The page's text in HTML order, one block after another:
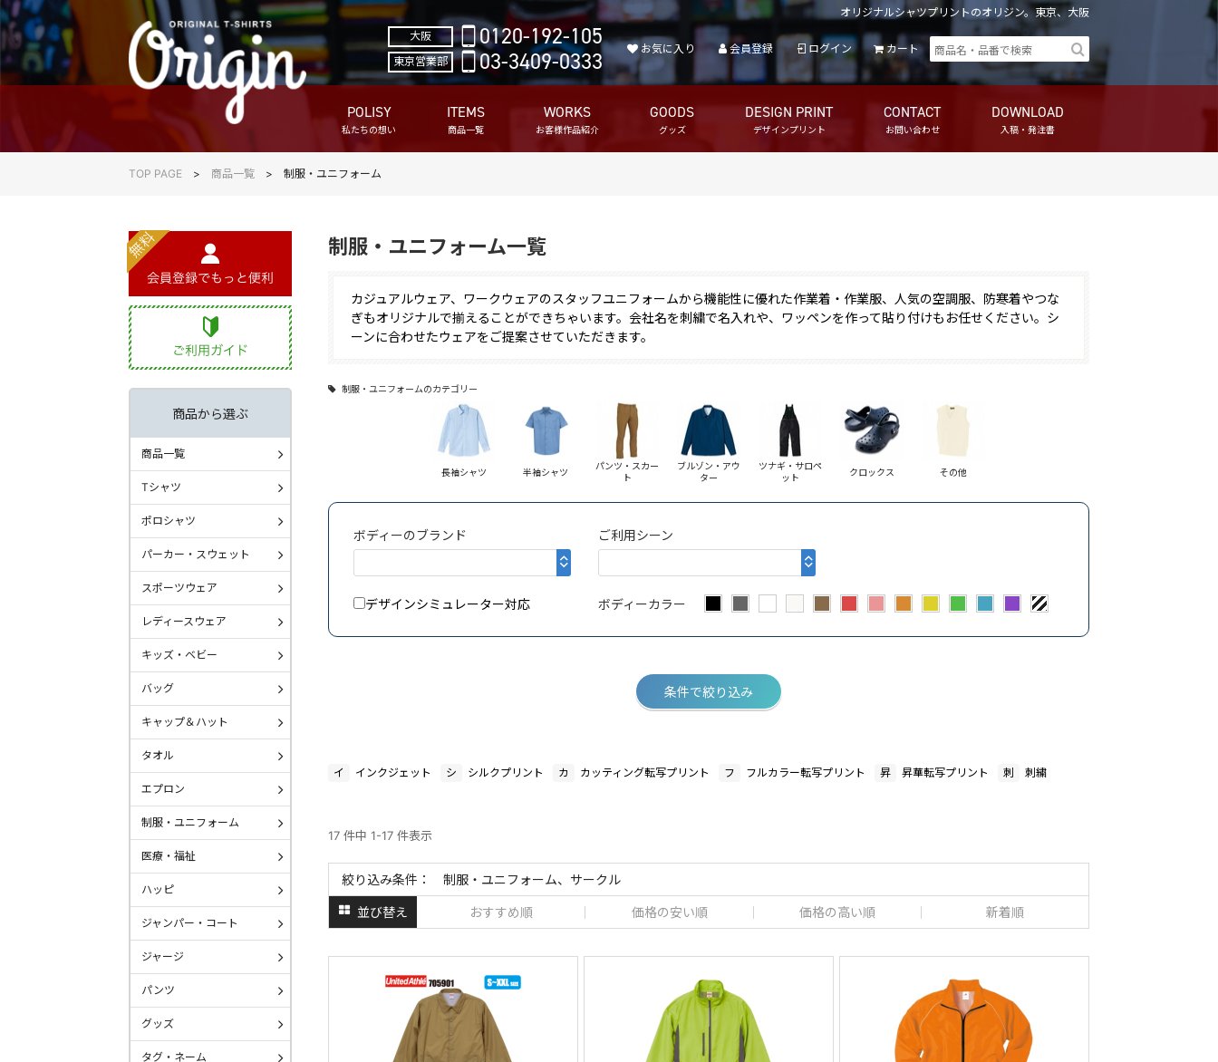
オリジナルシャツプリントのオリジン。東京、大阪
POLISY
私たちの想い
ITEMS
商品一覧
WORKS
お客様作品紹介
GOODS
グッズ
DESIGN PRINT
デザインプリント
CONTACT
お問い合わせ
DOWNLOAD
入稿・発注書
大阪 0120-192-105
東京営業部 03-3409-0333 お気に入り 会員登録 ログイン カート
TOP PAGE 商品一覧 制服・ユニフォーム
制服・ユニフォーム一覧
カジュアルウェア、ワークウェアのスタッフユニフォームから機能性に優れた作業着・作業服、人気の空調服、防寒着やつな
ぎもオリジナルで揃えることができちゃいます。会社名を刺繍で名入れや、ワッペンを作って貼り付けもお任せください。シ
ーンに合わせたウェアをご提案させていただきます。
制服・ユニフォームのカテゴリー
長袖シャツ 半袖シャツ
パンツ・スカー
ト
ブルゾン・アウ
ター
ツナギ・サロペ
ット
クロックス その他
ボディーのブランド ご利用シーン
デザインシミュレーター対応 ボディーカラー
条件で絞り込み
イ インクジェット シ シルクプリント カ カッティング転写プリント フ フルカラー転写プリント 昇 昇華転写プリント 刺 刺繍
17 件中 1-17 件表示
絞り込み条件： 制服・ユニフォーム、サークル
並び替え おすすめ順 価格の安い順 価格の高い順 新着順
商品から選ぶ
商品一覧
Tシャツ
ポロシャツ
パーカー・スウェット
スポーツウェア
レディースウェア
キッズ・ベビー
バッグ
キャップ＆ハット
タオル
エプロン
制服・ユニフォーム
医療・福祉
ハッピ
ジャンパー・コート
ジャージ
パンツ
グッズ
タグ・ネーム